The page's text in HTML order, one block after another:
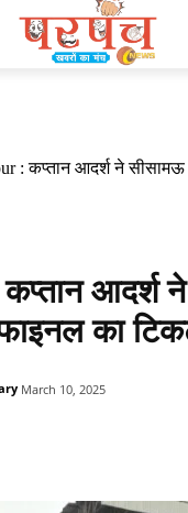
: कप्तान आदर्श ने सीसामऊ
आदर्श
फाइनल का
March 10, 2025